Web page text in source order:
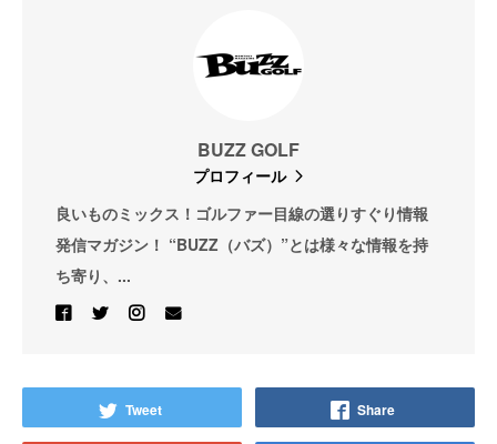
BUZZ GOLF
プロフィール
良いものミックス！ゴルファー目線の選りすぐり情報
発信マガジン！ “BUZZ（バズ）”とは様々な情報を持
ち寄り、...
Tweet Share